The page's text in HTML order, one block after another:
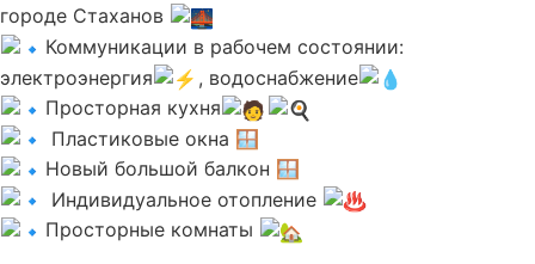
городе Стаханов
Коммуникации в рабочем состоянии:
электроэнергия
, водоснабжение
Просторная кухня
Пластиковые окна 🪟
Новый большой балкон 🪟
Индивидуальное отопление
Просторные комнаты